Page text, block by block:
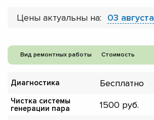
Цены актуальны на: 03 августа
Вид ремонтных работы Стоимость
Диагностика Бесплатно
Чистка системы
генерации пара
1500